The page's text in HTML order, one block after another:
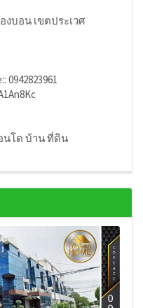
บอน เขตประเวศ
นโด บ้าน ที่ดิน